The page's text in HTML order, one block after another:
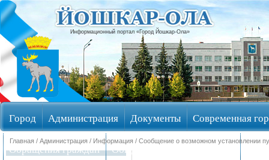
Информационный портал «Город Йошкар-Ола»
Город Администрация Документы Современная
Обращения граждан Общественные обсуждения
Главная / Администрация / Информация / Сообщение о возможном установлении